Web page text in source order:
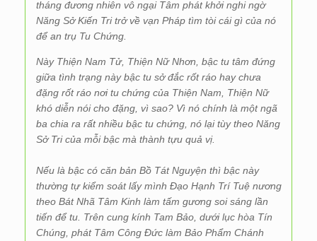
tháng đương nhiên vô ngại Tâm phát khởi nghi ngờ
Năng Sở Kiến Tri trở về vạn Pháp tìm tòi cái gì của nó
để an trụ Tu Chứng.
Này Thiện Nam Tử, Thiện Nữ Nhơn, bậc tu tâm đứng
giữa tình trạng này bậc tu sở đắc rốt ráo hay chưa
đặng rốt ráo nơi tu chứng của Thiện Nam, Thiện Nữ
khó diễn nói cho đặng, vì sao? Vì nó chính là một ngã
ba chia ra rất nhiều bậc tu chứng, nó lại tùy theo Năng
Sở Tri của mỗi bậc mà thành tựu quả vị.
Nếu là bậc có căn bản Bồ Tát Nguyện thì bậc này
thường tự kiểm soát lấy mình Đạo Hạnh Trí Tuệ nương
theo Bát Nhã Tâm Kinh làm tấm gương soi sáng lần
tiến để tu. Trên cung kính Tam Bảo, dưới lục hòa Tín
Chúng, phát Tâm Công Đức làm Bảo Phẩm Chánh